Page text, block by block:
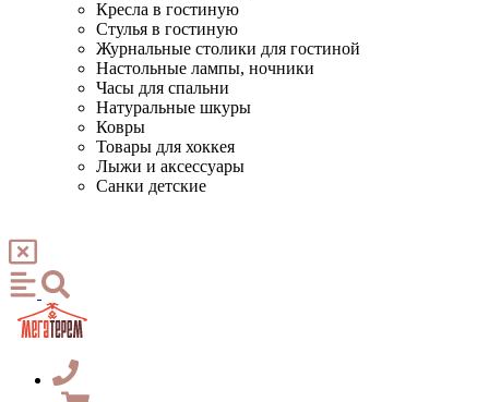
Кресла в гостиную
Стулья в гостиную
Журнальные столики для гостиной
Настольные лампы, ночники
Часы для спальни
Натуральные шкуры
Ковры
Товары для хоккея
Лыжи и аксессуары
Санки детские